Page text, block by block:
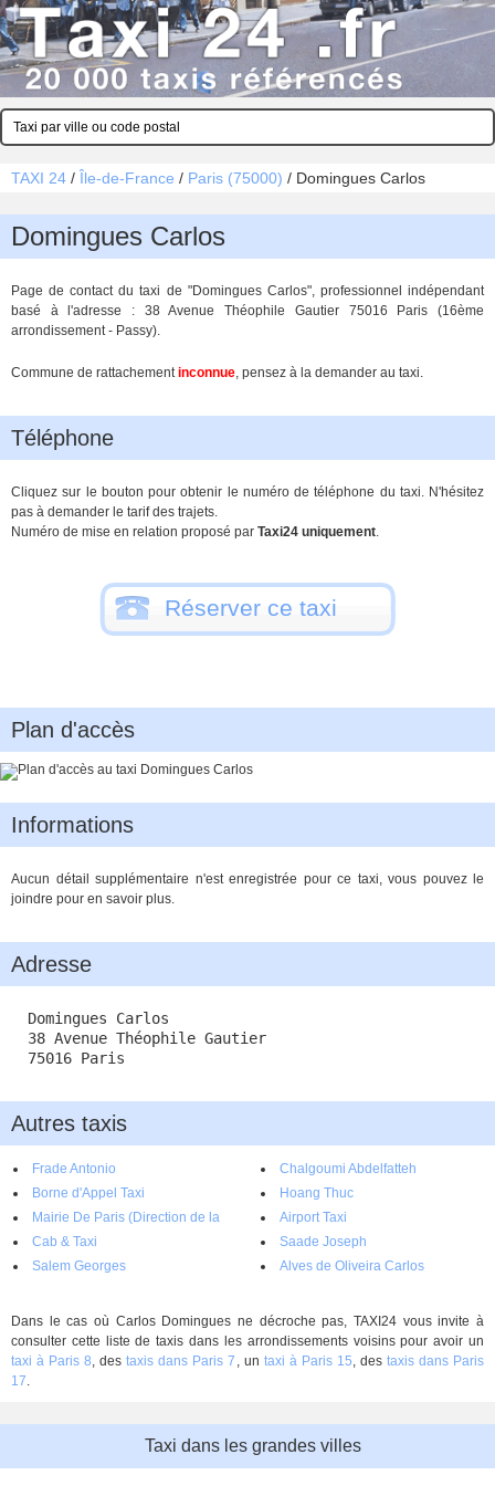
TAXI 24 / Île-de-France / Paris (75000) / Domingues Carlos
Domingues Carlos
Page de contact du taxi de "Domingues Carlos", professionnel indépendant
basé à l'adresse : 38 Avenue Théophile Gautier 75016 Paris (16ème
arrondissement - Passy).
Commune de rattachementinconnue, pensez à la demander au taxi.
Téléphone
Cliquez sur le bouton pour obtenir le numéro de téléphone du taxi. N'hésitez
pas à demander le tarif des trajets.
Numéro de mise en relation proposé par Taxi24 uniquement.
Réserver ce taxi
Plan d'accès
Informations
Aucun détail supplémentaire n'est enregistrée pour ce taxi, vous pouvez le
joindre pour en savoir plus.
Adresse
Domingues Carlos
38 Avenue Théophile Gautier
75016 Paris
Autres taxis
Frade Antonio
Chalgoumi Abdelfatteh
Borne d'Appel Taxi
Hoang Thuc
Mairie De Paris (Direction de la
Voirie et des Déplacements)
Airport Taxi
Cab & Taxi
Saade Joseph
Salem Georges
Alves de Oliveira Carlos
Dans le cas où Carlos Domingues ne décroche pas, TAXI24 vous invite à
consulter cette liste de taxis dans les arrondissements voisins pour avoir un
taxi à Paris 8, destaxis dans Paris 7 , un taxi à Paris 15, des taxis dans Paris
17.
Taxi dans les grandes villes